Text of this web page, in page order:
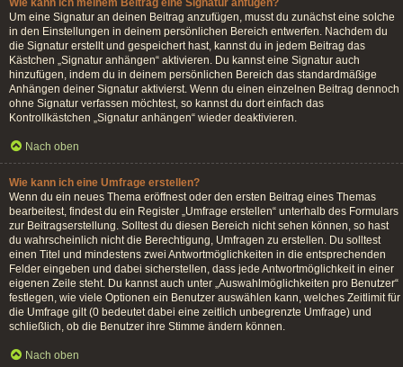
Wie kann ich meinem Beitrag eine Signatur anfügen?
Um eine Signatur an deinen Beitrag anzufügen, musst du zunächst eine solche
in den Einstellungen in deinem persönlichen Bereich entwerfen. Nachdem du
die Signatur erstellt und gespeichert hast, kannst du in jedem Beitrag das
Kästchen „Signatur anhängen“ aktivieren. Du kannst eine Signatur auch
hinzufügen, indem du in deinem persönlichen Bereich das standardmäßige
Anhängen deiner Signatur aktivierst. Wenn du einen einzelnen Beitrag dennoch
ohne Signatur verfassen möchtest, so kannst du dort einfach das
Kontrollkästchen „Signatur anhängen“ wieder deaktivieren.
Nach oben
Wie kann ich eine Umfrage erstellen?
Wenn du ein neues Thema eröffnest oder den ersten Beitrag eines Themas
bearbeitest, findest du ein Register „Umfrage erstellen“ unterhalb des Formulars
zur Beitragserstellung. Solltest du diesen Bereich nicht sehen können, so hast
du wahrscheinlich nicht die Berechtigung, Umfragen zu erstellen. Du solltest
einen Titel und mindestens zwei Antwortmöglichkeiten in die entsprechenden
Felder eingeben und dabei sicherstellen, dass jede Antwortmöglichkeit in einer
eigenen Zeile steht. Du kannst auch unter „Auswahlmöglichkeiten pro Benutzer“
festlegen, wie viele Optionen ein Benutzer auswählen kann, welches Zeitlimit für
die Umfrage gilt (0 bedeutet dabei eine zeitlich unbegrenzte Umfrage) und
schließlich, ob die Benutzer ihre Stimme ändern können.
Nach oben